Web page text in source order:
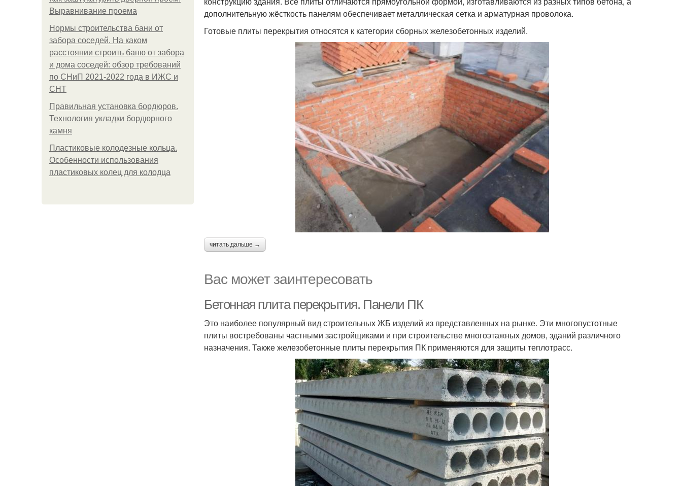
Выравнивание проема
Нормы строительства бани от
забора соседей. На каком
расстоянии строить баню от забора
и дома соседей: обзор требований
по СНиП 2021-2022 года в ИЖС и
СНТ
Правильная установка бордюров.
Технология укладки бордюрного
камня
Пластиковые колодезные кольца.
Особенности использования
пластиковых колец для колодца
дополнительную жёсткость панелям обеспечивает металлическая сетка и арматурная проволока.
Готовые плиты перекрытия относятся к категории сборных железобетонных изделий.
читать дальше →
Вас может заинтересовать
Бетонная плита перекрытия. Панели ПК
Это наиболее популярный вид строительных ЖБ изделий из представленных на рынке. Эти многопустотные
плиты востребованы частными застройщиками и при строительстве многоэтажных домов, зданий различного
назначения. Также железобетонные плиты перекрытия ПК применяются для защиты теплотрасс.